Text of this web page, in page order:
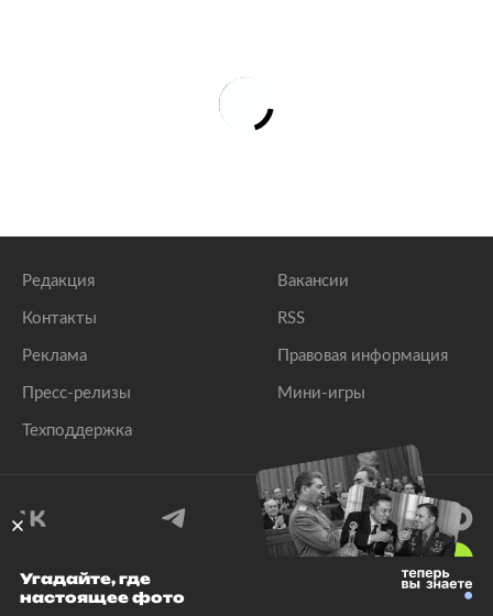
Редакция
Контакты
Реклама
Пресс-релизы
Техподдержка
Вакансии
RSS
Правовая информация
Мини-игры
© 1999–2026 Все права защищены.
Угадайте, где
настоящее фото